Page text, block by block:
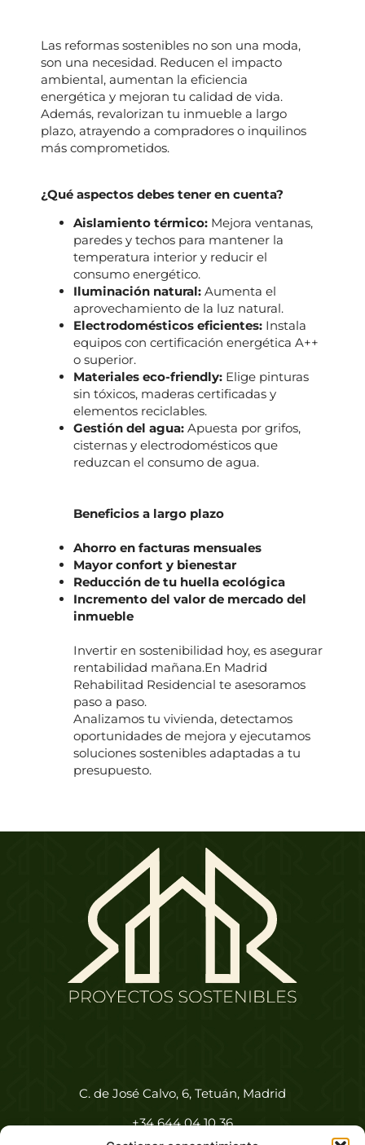
Las reformas sostenibles no son una moda,
son una necesidad. Reducen el impacto
ambiental, aumentan la eficiencia
energética y mejoran tu calidad de vida.
Además, revalorizan tu inmueble a largo
plazo, atrayendo a compradores o inquilinos
más comprometidos.
¿Qué aspectos debes tener en cuenta?
Aislamiento térmico: Mejora ventanas,
paredes y techos para mantener la
temperatura interior y reducir el
consumo energético.
Iluminación natural: Aumenta el
aprovechamiento de la luz natural.
Electrodomésticos eficientes: Instala
equipos con certificación energética A++
o superior.
Materiales eco-friendly: Elige pinturas
sin tóxicos, maderas certificadas y
elementos reciclables.
Gestión del agua: Apuesta por grifos,
cisternas y electrodomésticos que
reduzcan el consumo de agua.
Beneficios a largo plazo
Ahorro en facturas mensuales
Mayor confort y bienestar
Reducción de tu huella ecológica
Incremento del valor de mercado del
inmueble
Invertir en sostenibilidad hoy, es asegurar
rentabilidad mañana.En Madrid
Rehabilitad Residencial te asesoramos
paso a paso.
Analizamos tu vivienda, detectamos
oportunidades de mejora y ejecutamos
soluciones sostenibles adaptadas a tu
presupuesto.
C. de José Calvo, 6, Tetuán, Madrid
+34 644 04 10 36